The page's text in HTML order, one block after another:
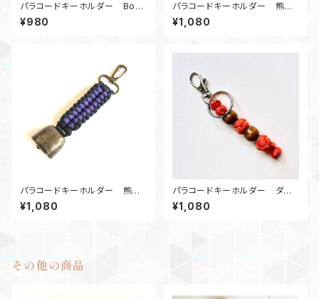
パラコードキーホルダー Box_
ウッドビーズ_M6_ 赤ネイビー
¥980
パラコードキーホルダー 熊鈴_
SC_オレンジカーキカモ180
¥1,080
パラコードキーホルダー 熊鈴_
SC_紫黒 カウベル キーリン
グ
¥1,080
パラコードキーホルダー ダイ
ヤモンド_ウッドビーズ2_Rナット
2_オレンジ
¥1,080
その他の商品